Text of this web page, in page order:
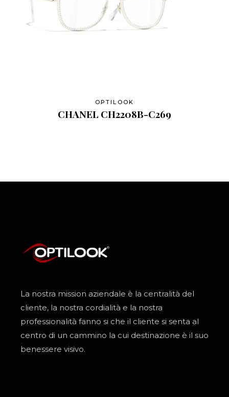
OPTILOOK
CHANEL CH2208B-C269
La nostra mission aziendale è la centralità del
cliente, la nostra cordialità e la nostra
professionalità fanno si che il cliente si senta al
centro di un cammino la cui destinazione è il suo
benessere visivo.